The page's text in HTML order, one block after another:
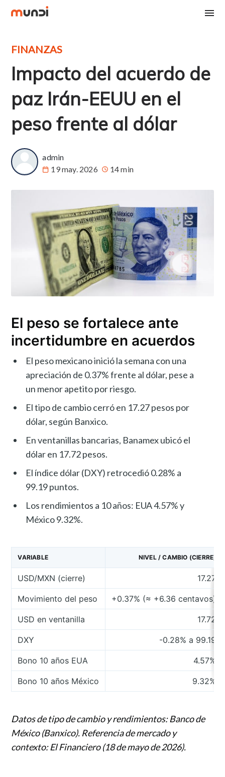
FINANZAS
Impacto del acuerdo de
paz Irán-EEUU en el
peso frente al dólar
admin
19 may. 2026
14 min
El peso se fortalece ante
incertidumbre en acuerdos
El peso mexicano inició la semana con una
apreciación de 0.37% frente al dólar, pese a
un menor apetito por riesgo.
El tipo de cambio cerró en 17.27 pesos por
dólar, según Banxico.
En ventanillas bancarias, Banamex ubicó el
dólar en 17.72 pesos.
El índice dólar (DXY) retrocedió 0.28% a
99.19 puntos.
Los rendimientos a 10 años: EUA 4.57% y
México 9.32%.
VARIABLE NIVEL / CAMBIO (CIERRE)
USD/MXN (cierre) 17.27
Movimiento del peso +0.37% (≈ +6.36 centavos)
USD en ventanilla 17.72
DXY -0.28% a 99.19
Bono 10 años EUA 4.57%
Bono 10 años México 9.32%
Datos de tipo de cambio y rendimientos: Banco de
México (Banxico). Referencia de mercado y
contexto: El Financiero (18 de mayo de 2026).